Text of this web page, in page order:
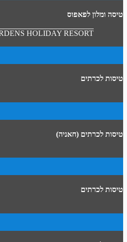
טיסה ומלון לפאפוס
HOLIDAY RESORT
טיסות לכרתים
טיסות לכרתים (חאניה)
טיסות לכרתים